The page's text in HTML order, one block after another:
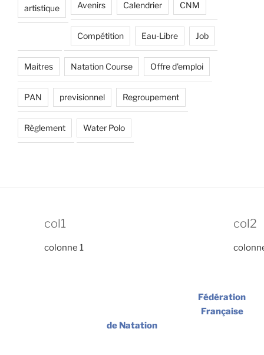
artistique Avenirs Calendrier CNM
Compétition Eau-Libre Job
Maitres Natation Course Offre d'emploi
PAN previsionnel Regroupement
Règlement Water Polo
col1
colonne 1
col2
Fédération
Française
de Natation